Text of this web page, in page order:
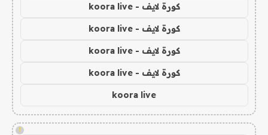
كورة لايف - koora live
كورة لايف - koora live
كورة لايف - koora live
كورة لايف - koora live
koora live
!